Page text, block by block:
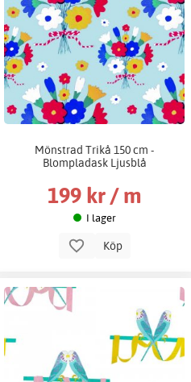
Mönstrad Trikå 150 cm -
Blompladask Ljusblå
199 kr / m
I lager
Köp